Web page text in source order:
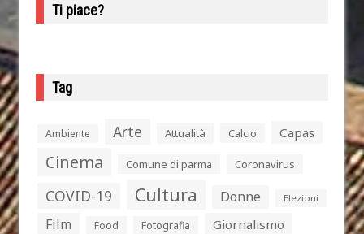
Ti piace?
Tag
Ambiente Arte Attualità Calcio Capas
Cinema Comune di parma Coronavirus
COVID-19 Cultura Donne Elezioni
Film Food Fotografia Giornalismo